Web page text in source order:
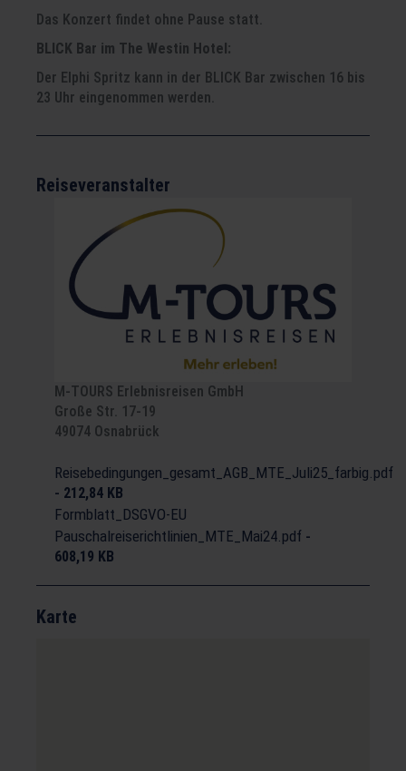
Das Konzert findet ohne Pause statt.
BLICK Bar im The Westin Hotel:
Der Elphi Spritz kann in der BLICK Bar zwischen 16 bis
23 Uhr eingenommen werden.
Reiseveranstalter
M-TOURS Erlebnisreisen GmbH
Große Str. 17-19
49074 Osnabrück
Reisebedingungen_gesamt_AGB_MTE_Juli25_farbig.pdf
- 212,84 KB
Formblatt_DSGVO-EU
Pauschalreiserichtlinien_MTE_Mai24.pdf -
608,19 KB
Karte